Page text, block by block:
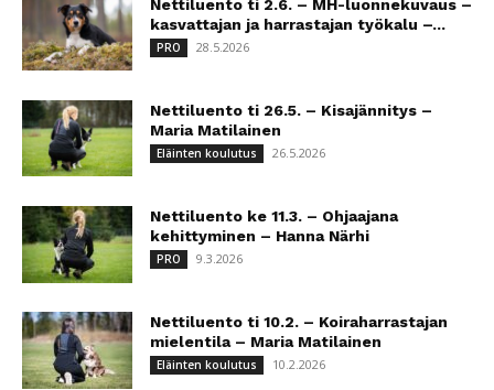
Nettiluento ti 2.6. – MH-luonnekuvaus –
kasvattajan ja harrastajan työkalu –...
PRO 28.5.2026
Nettiluento ti 26.5. – Kisajännitys –
Maria Matilainen
Eläinten koulutus 26.5.2026
Nettiluento ke 11.3. – Ohjaajana
kehittyminen – Hanna Närhi
PRO 9.3.2026
Nettiluento ti 10.2. – Koiraharrastajan
mielentila – Maria Matilainen
Eläinten koulutus 10.2.2026